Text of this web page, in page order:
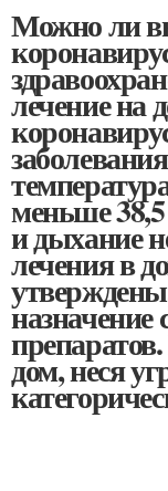
Можно ли
лечение на
меньше 38,5
и дыхание
лечения в
дом, неся